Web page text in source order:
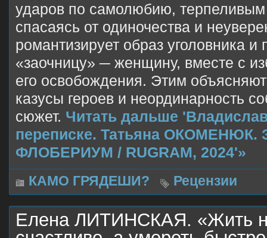
ударов по самолюбию,
спасаясь от одиночества и
романтизирует образ уголовника
«заочницу» ─ женщину, вместе с
его освобождения. Этим
казусы героев и неординарность
сюжет. Читать дальше
переписке. Татьяна ОКОМЕНЮК.
ФЛОБЕРИУМ / RUGRAM, 2024'»
КАМО ГРЯДЕШИ? Рецензии
Елена ЛИТИНСКАЯ. «Жить